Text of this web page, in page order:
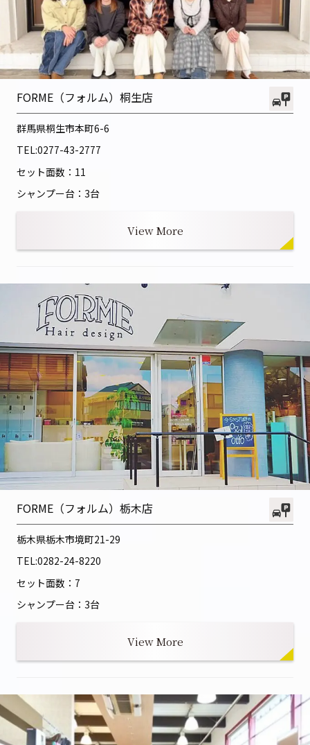
FORME（フォルム）桐生店
群馬県桐生市本町6-6
TEL:0277-43-2777
セット面数：11
シャンプー台：3台
View More
FORME（フォルム）栃木店
栃木県栃木市境町21-29
TEL:0282-24-8220
セット面数：7
シャンプー台：3台
View More